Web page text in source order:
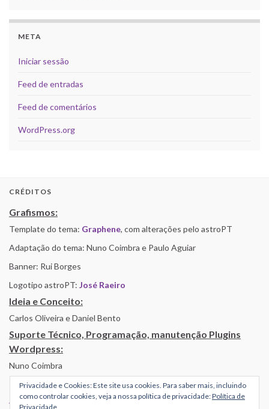
META
Iniciar sessão
Feed de entradas
Feed de comentários
WordPress.org
CRÉDITOS
Grafismos:
Template do tema: Graphene, com alterações pelo astroPT
Adaptação do tema: Nuno Coimbra e Paulo Aguiar
Banner: Rui Borges
Logotipo astroPT: José Raeiro
Ideia e Conceito:
Carlos Oliveira e Daniel Bento
Suporte Técnico, Programação, manutenção Plugins
Wordpress:
Nuno Coimbra
Alojamento por Simbiose
Privacidade e Cookies: Este site usa cookies. Para saber mais, incluindo
como controlar cookies, veja a nossa política de privacidade:Política de
Privacidade